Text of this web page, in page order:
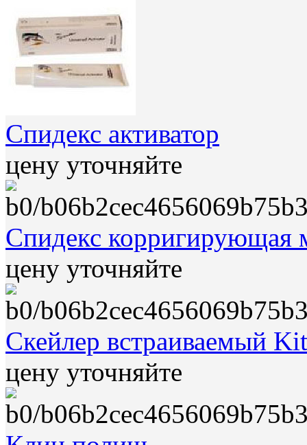
Спидекс активатор
цену уточняйте
Спидекс корригирующая
цену уточняйте
Скейлер встраиваемый
цену уточняйте